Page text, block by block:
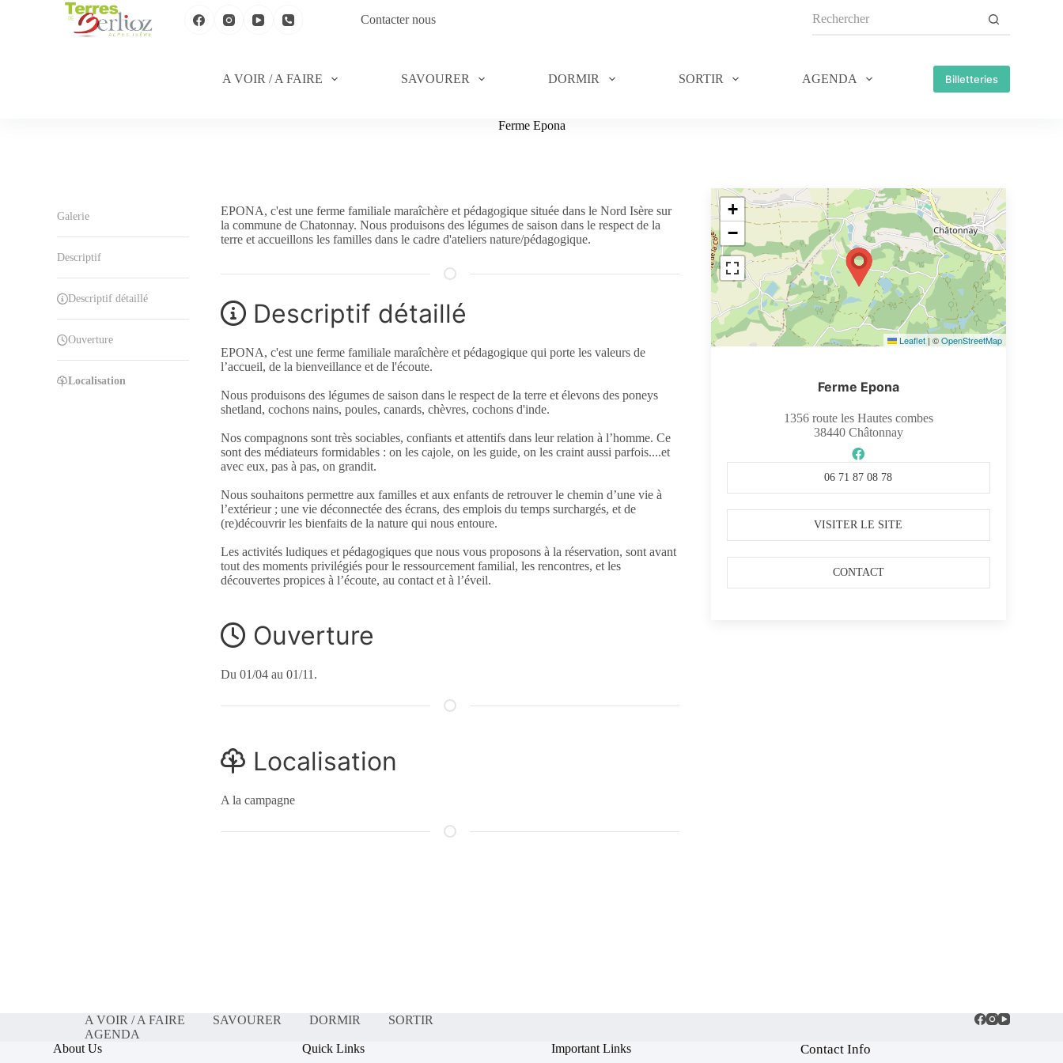
Contacter nous
A VOIR / A FAIRE SAVOURER DORMIR SORTIR AGENDA Billetteries
Ferme Epona
Galerie
Descriptif
Descriptif détaillé
Ouverture
Localisation
EPONA, c'est une ferme familiale maraîchère et pédagogique située dans le Nord Isère sur
la commune de Chatonnay. Nous produisons des légumes de saison dans le respect de la
terre et accueillons les familles dans le cadre d'ateliers nature/pédagogique.
Descriptif détaillé
EPONA, c'est une ferme familiale maraîchère et pédagogique qui porte les valeurs de
l’accueil, de la bienveillance et de l'écoute.
Nous produisons des légumes de saison dans le respect de la terre et élevons des poneys
shetland, cochons nains, poules, canards, chèvres, cochons d'inde.
Nos compagnons sont très sociables, confiants et attentifs dans leur relation à l’homme. Ce
sont des médiateurs formidables : on les cajole, on les guide, on les craint aussi parfois....et
avec eux, pas à pas, on grandit.
Nous souhaitons permettre aux familles et aux enfants de retrouver le chemin d’une vie à
l’extérieur ; une vie déconnectée des écrans, des emplois du temps surchargés, et de
(re)découvrir les bienfaits de la nature qui nous entoure.
Les activités ludiques et pédagogiques que nous vous proposons à la réservation, sont avant
tout des moments privilégiés pour le ressourcement familial, les rencontres, et les
découvertes propices à l’écoute, au contact et à l’éveil.
Ouverture
Du 01/04 au 01/11.
Localisation
A la campagne
+
−
Leaflet| ©OpenStreetMap
Ferme Epona
1356 route les Hautes combes
38440Châtonnay
06 71 87 08 78
VISITER LE SITE
CONTACT
A VOIR / A FAIRE SAVOURER DORMIR
SORTIR
AGENDA
About Us
Quick Links Important Links Contact Info